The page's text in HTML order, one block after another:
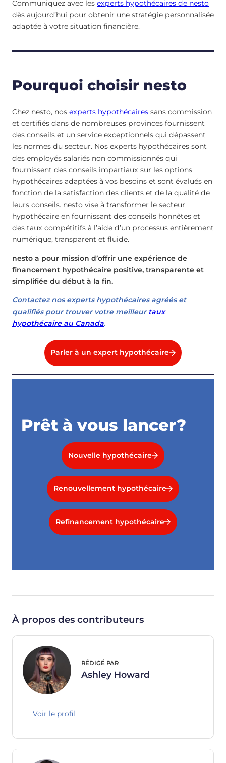
Communiquez avec les experts hypothécaires de nesto
dès aujourd’hui pour obtenir une stratégie personnalisée
adaptée à votre situation financière.
Pourquoi choisir nesto
Chez nesto, nos experts hypothécaires sans commission
et certifiés dans de nombreuses provinces fournissent
des conseils et un service exceptionnels qui dépassent
les normes du secteur. Nos experts hypothécaires sont
des employés salariés non commissionnés qui
fournissent des conseils impartiaux sur les options
hypothécaires adaptées à vos besoins et sont évalués en
fonction de la satisfaction des clients et de la qualité de
leurs conseils. nesto vise à transformer le secteur
hypothécaire en fournissant des conseils honnêtes et
des taux compétitifs à l’aide d’un processus entièrement
numérique, transparent et fluide.
nesto a pour mission d’offrir une expérience de
financement hypothécaire positive, transparente et
simplifiée du début à la fin.
Contactez nos experts hypothécaires agréés et
qualifiés pour trouver votre meilleurtaux
hypothécaire au Canada.
Parler à un expert hypothécaire
Prêt à vous lancer?
Nouvelle hypothécaire
Renouvellement hypothécaire
Refinancement hypothécaire
À propos des contributeurs
RÉDIGÉ PAR
Ashley Howard
Voir le profil